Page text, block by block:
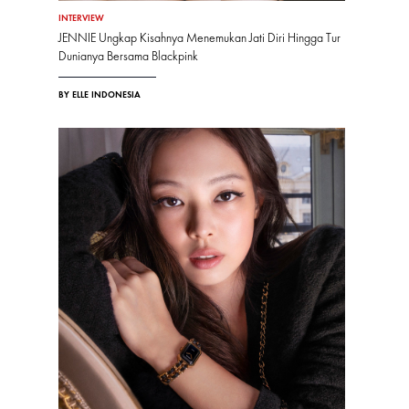
INTERVIEW
JENNIE Ungkap Kisahnya Menemukan Jati Diri Hingga Tur
Dunianya Bersama Blackpink
BY ELLE INDONESIA